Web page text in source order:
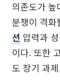
의존도가
분쟁이 격화
션 압력과
이다. 또한
도 장기 과